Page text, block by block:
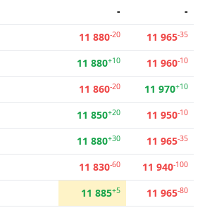
-
-
11 880-20 11 965-35
11 880+10 11 960-10
11 860-20 11 970+10
11 850+20 11 950-10
11 880+30 11 965-35
11 830-60 11 940-100
11 885+5 11 965-80